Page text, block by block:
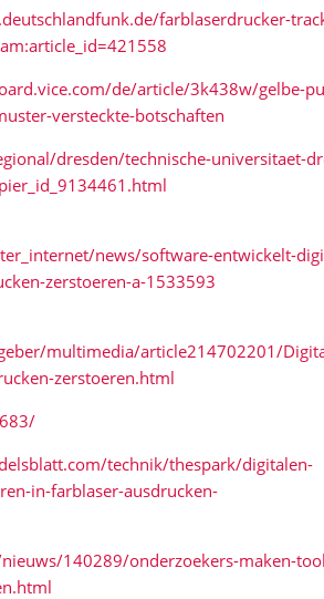
farblaserdrucker-
de/article/3k438w/gelbe-
versteckte-botschaften
dresden/technische-universitaet-
news/software-entwickelt-
zerstoeren-a-1533593
multimedia/article214702201/
zerstoeren.html
technik/thespark/digitalen-
in-farblaser-ausdrucken-
140289/onderzoekers-maken-